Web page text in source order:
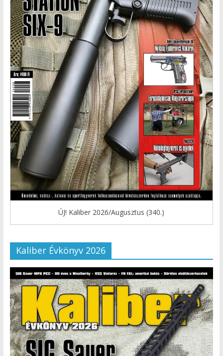
ÚJ! Kaliber 2026/Augusztus (340.)
Kaliber Évkönyv 2026